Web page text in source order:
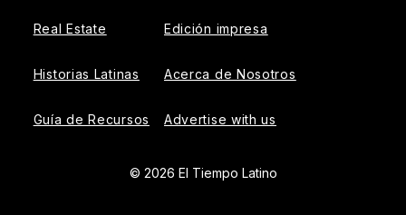
Real Estate
Historias Latinas
Guía de Recursos
Edición impresa
Acerca de Nosotros
Advertise with us
© 2026 El Tiempo Latino